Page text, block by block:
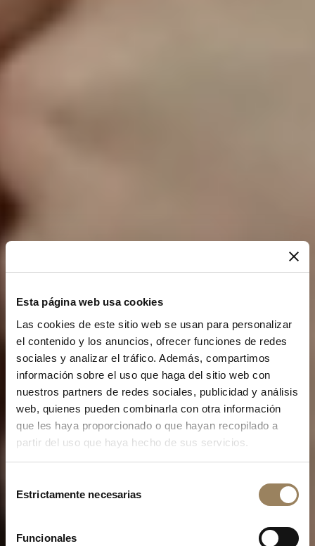
Esta página web usa cookies
Las cookies de este sitio web se usan para personalizar
el contenido y los anuncios, ofrecer funciones de redes
sociales y analizar el tráfico. Además, compartimos
información sobre el uso que haga del sitio web con
nuestros partners de redes sociales, publicidad y análisis
web, quienes pueden combinarla con otra información
que les haya proporcionado o que hayan recopilado a
partir del uso que haya hecho de sus servicios.
Estrictamente necesarias
Funcionales